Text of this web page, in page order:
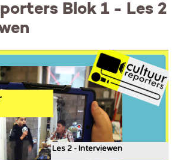
Blok 1 - Les 2
Les 2 - Interviewen